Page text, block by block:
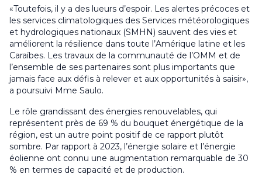
«Toutefois, il y a des lueurs d’espoir. Les alertes précoces et
les services climatologiques des Services météorologiques
et hydrologiques nationaux (SMHN) sauvent des vies et
améliorent la résilience dans toute l’Amérique latine et les
Caraïbes. Les travaux de la communauté de l’OMM et de
l’ensemble de ses partenaires sont plus importants que
jamais face aux défis à relever et aux opportunités à saisir»,
a poursuivi Mme Saulo.
Le rôle grandissant des énergies renouvelables, qui
représentent près de 69 % du bouquet énergétique de la
région, est un autre point positif de ce rapport plutôt
sombre. Par rapport à 2023, l’énergie solaire et l’énergie
éolienne ont connu une augmentation remarquable de 30
% en termes de capacité et de production.